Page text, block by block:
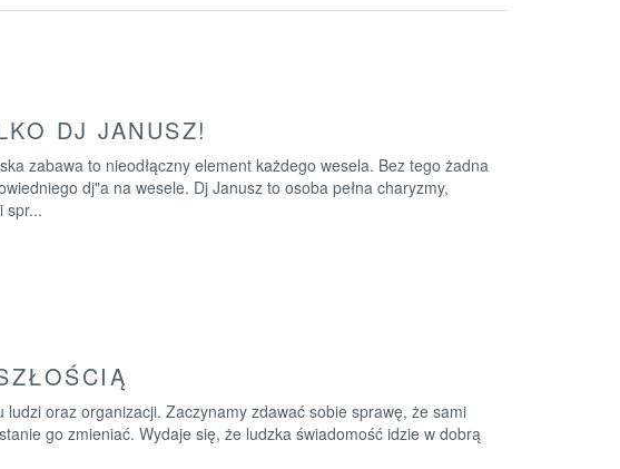
DJ JANUSZ!
zabawa to nieodłączny element każdego wesela. Bez tego żadna
dj"a na wesele. Dj Janusz to osoba pełna charyzmy,
spr...
oraz organizacji. Zaczynamy zdawać sobie sprawę, że sami
go zmieniać. Wydaje się, że ludzka świadomość idzie w dobrą